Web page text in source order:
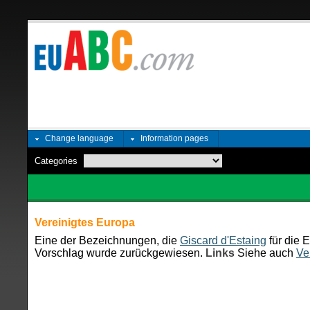
Change language Information pages
Categories
Vereinigtes Europa
Eine der Bezeichnungen, die Giscard d'Estaing für die
Vorschlag wurde zurückgewiesen. Links Siehe auch